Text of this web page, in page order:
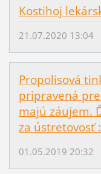
Kostihoj
21.07.2020 13:04
Propolisová
pripravená
majú záujem.
za ústretovosť
01.05.2019 20:32